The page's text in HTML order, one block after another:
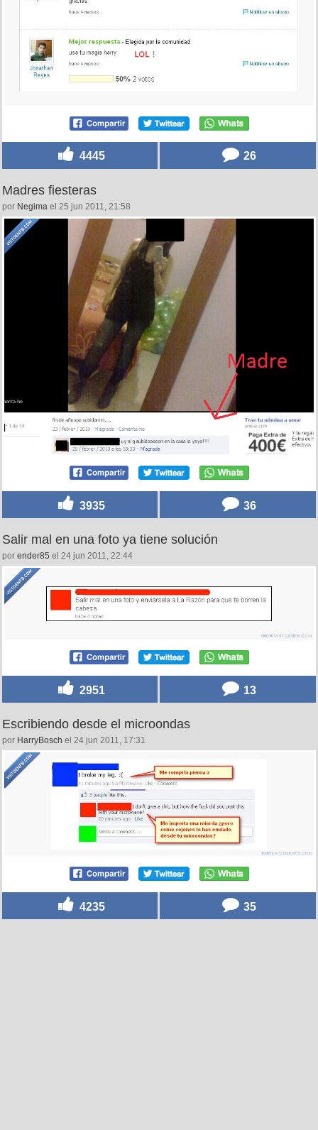
4445 26
Madres fiesteras
por Negima el 25 jun 2011, 21:58
3935 36
Salir mal en una foto ya tiene solución
por ender85 el 24 jun 2011, 22:44
2951 13
Escribiendo desde el microondas
por HarryBosch el 24 jun 2011, 17:31
4235 35